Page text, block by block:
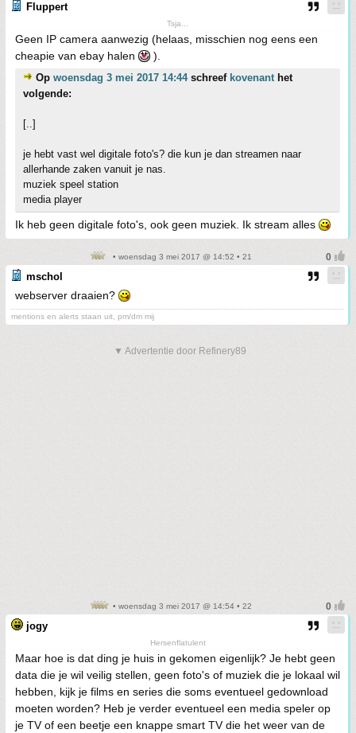
Fluppert
Tsja...
Geen IP camera aanwezig (helaas, misschien nog eens een
cheapie van ebay halen
).
Op woensdag 3 mei 2017 14:44schreef kovenanthet
volgende:
[..]
je hebt vast wel digitale foto's? die kun je dan streamen naar
allerhande zaken vanuit je nas.
muziek speel station
media player
Ik heb geen digitale foto's, ook geen muziek. Ik stream alles
• woensdag 3 mei 2017 @ 14:52 • 21
mschol
webserver draaien?
mentions en alerts staan uit, pm/dm mij
▼ Advertentie door Refinery89
• woensdag 3 mei 2017 @ 14:54 • 22
jogy
Hersenflatulent
Maar hoe is dat ding je huis in gekomen eigenlijk? Je hebt geen
data die je wil veilig stellen, geen foto's of muziek die je lokaal wil
hebben, kijk je films en series die soms eventueel gedownload
moeten worden? Heb je verder eventueel een media speler op
je TV of een beetje een knappe smart TV die het weer van de